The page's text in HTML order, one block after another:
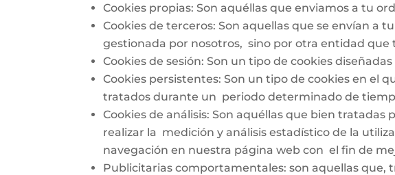
Cookies propias: Son aquéllas que enviamos a tu
Cookies de terceros: Son aquellas que se envían a
gestionada por nosotros, sino por otra entidad que
Cookies de sesión: Son un tipo de cookies
Cookies persistentes: Son un tipo de cookies en el
tratados durante un periodo determinado de
Cookies de análisis: Son aquéllas que bien
realizar la medición y análisis estadístico de la
navegación en nuestra página web con el fin de
Publicitarias comportamentales: son aquellas que,